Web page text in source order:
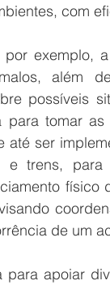
com
exemplo,
além
possíveis
tomar
ser
trens, para
físico
de um
apoiar